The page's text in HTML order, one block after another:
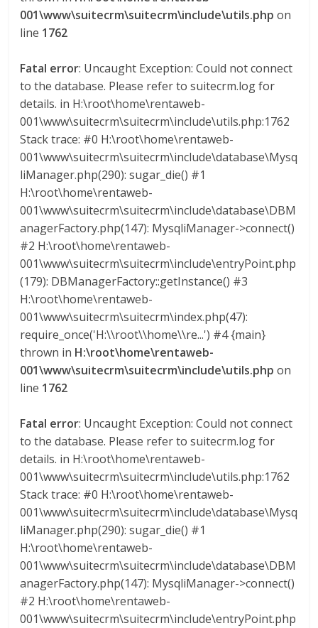
a
r
a
e
n
C
o
o
m
b
a
001\www\suitecrm\suitecrm\include\utils.php on
line 1762
Fatal error: Uncaught Exception: Could not connect
to the database. Please refer to suitecrm.log for
details. in H:\root\home\rentaweb-
001\www\suitecrm\suitecrm\include\utils.php:1762
Stack trace: #0 H:\root\home\rentaweb-
001\www\suitecrm\suitecrm\include\database\Mysq
liManager.php(290): sugar_die() #1
H:\root\home\rentaweb-
001\www\suitecrm\suitecrm\include\database\DBM
anagerFactory.php(147): MysqliManager->connect()
#2 H:\root\home\rentaweb-
001\www\suitecrm\suitecrm\include\entryPoint.php
(179): DBManagerFactory::getInstance() #3
H:\root\home\rentaweb-
001\www\suitecrm\suitecrm\index.php(47):
require_once('H:\\root\\home\\re...') #4 {main}
thrown in H:\root\home\rentaweb-
001\www\suitecrm\suitecrm\include\utils.php on
line 1762
Fatal error: Uncaught Exception: Could not connect
to the database. Please refer to suitecrm.log for
details. in H:\root\home\rentaweb-
001\www\suitecrm\suitecrm\include\utils.php:1762
Stack trace: #0 H:\root\home\rentaweb-
001\www\suitecrm\suitecrm\include\database\Mysq
liManager.php(290): sugar_die() #1
H:\root\home\rentaweb-
001\www\suitecrm\suitecrm\include\database\DBM
anagerFactory.php(147): MysqliManager->connect()
#2 H:\root\home\rentaweb-
001\www\suitecrm\suitecrm\include\entryPoint.php